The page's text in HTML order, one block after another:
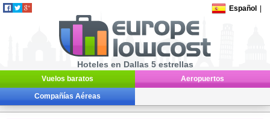
Español
Hoteles en Dallas 5 estrellas
Vuelos baratos Aeropuertos
Compañías Aéreas